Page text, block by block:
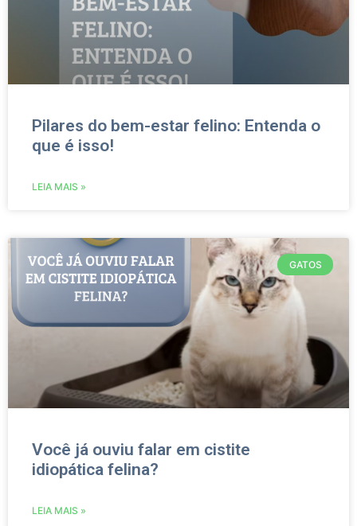
Pilares do bem-estar felino: Entenda o
que é isso!
LEIA MAIS »
GATOS
Você já ouviu falar em cistite
idiopática felina?
LEIA MAIS »